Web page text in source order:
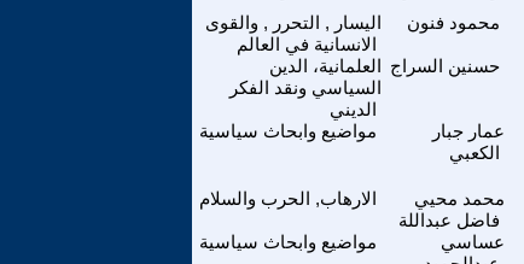
اليسار , التحرر , والقوى
الانسانية في العالم
محمود فنون
العلمانية، الدين
السياسي ونقد الفكر
الديني
حسنين السراج
مواضيع وابحاث سياسية
عمار جبار
الكعبي
الارهاب, الحرب والسلام
محمد محيي
فاضل عبداللة
مواضيع وابحاث سياسية
عساسي